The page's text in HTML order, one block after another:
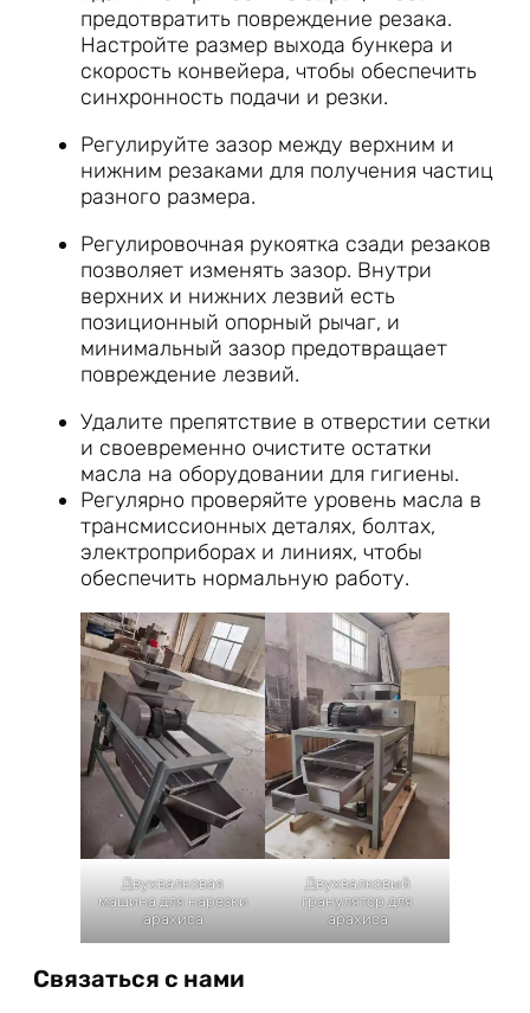
предотвратить повреждение резака.
Настройте размер выхода бункера и
скорость конвейера, чтобы обеспечить
синхронность подачи и резки.
Регулируйте зазор между верхним и
нижним резаками для получения частиц
разного размера.
Регулировочная рукоятка сзади резаков
позволяет изменять зазор. Внутри
верхних и нижних лезвий есть
позиционный опорный рычаг, и
минимальный зазор предотвращает
повреждение лезвий.
Удалите препятствие в отверстии сетки
и своевременно очистите остатки
масла на оборудовании для гигиены.
Регулярно проверяйте уровень масла в
трансмиссионных деталях, болтах,
электроприборах и линиях, чтобы
обеспечить нормальную работу.
Двухвалковая
машина для нарезки
арахиса
Двухвалковый
гранулятор для
арахиса
Связаться с нами